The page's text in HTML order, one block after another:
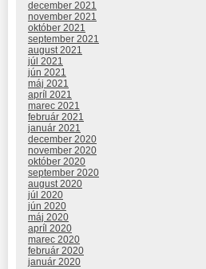
december 2021
november 2021
október 2021
september 2021
august 2021
júl 2021
jún 2021
máj 2021
apríl 2021
marec 2021
február 2021
január 2021
december 2020
november 2020
október 2020
september 2020
august 2020
júl 2020
jún 2020
máj 2020
apríl 2020
marec 2020
február 2020
január 2020